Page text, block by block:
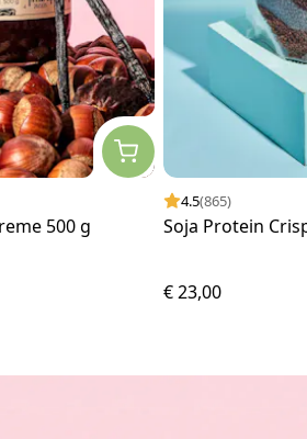
500 g
4.5(865)
Soja Protein
€ 23,00